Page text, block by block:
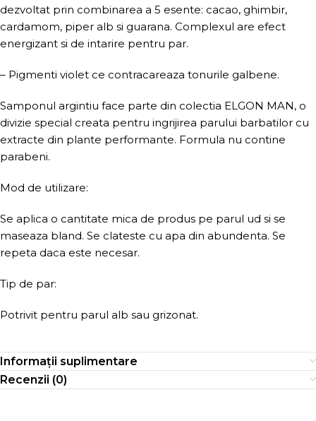
dezvoltat prin combinarea a 5 esente: cacao, ghimbir,
cardamom, piper alb si guarana. Complexul are efect
energizant si de intarire pentru par.
– Pigmenti violet ce contracareaza tonurile galbene.
Samponul argintiu face parte din colectia ELGON MAN, o
divizie special creata pentru ingrijirea parului barbatilor cu
extracte din plante performante. Formula nu contine
parabeni.
Mod de utilizare:
Se aplica o cantitate mica de produs pe parul ud si se
maseaza bland. Se clateste cu apa din abundenta. Se
repeta daca este necesar.
Tip de par:
Potrivit pentru parul alb sau grizonat.
Informații suplimentare
Recenzii (0)